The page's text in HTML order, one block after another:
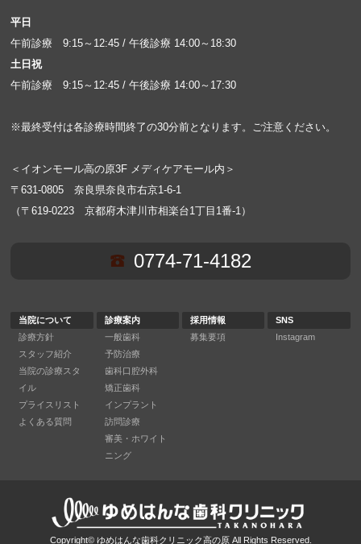
平日
午前診療 9:15～12:45 / 午後診療 14:00～18:30
土日祝
午前診療 9:15～12:45 / 午後診療 14:00～17:30
※最終受付は各診療時間終了の30分前となります。ご注意ください。
＜イオンモール高の原3F メディケアモール内＞
〒631-0805 奈良県奈良市右京1-6-1
（〒619-0223 京都府木津川市相楽台1丁目1番-1）
0774-71-4182
当院について
診療方針
スタッフ紹介
当院の診療スタ
イル
プライスリスト
よくある質問
診療案内
一般歯科
予防治療
歯科口腔外科
矯正歯科
インプラント
訪問診療
審美・ホワイト
ニング
採用情報
募集要項
SNS
Instagram
Copyright© ゆめはんな歯科クリニック高の原All Rights Reserved.